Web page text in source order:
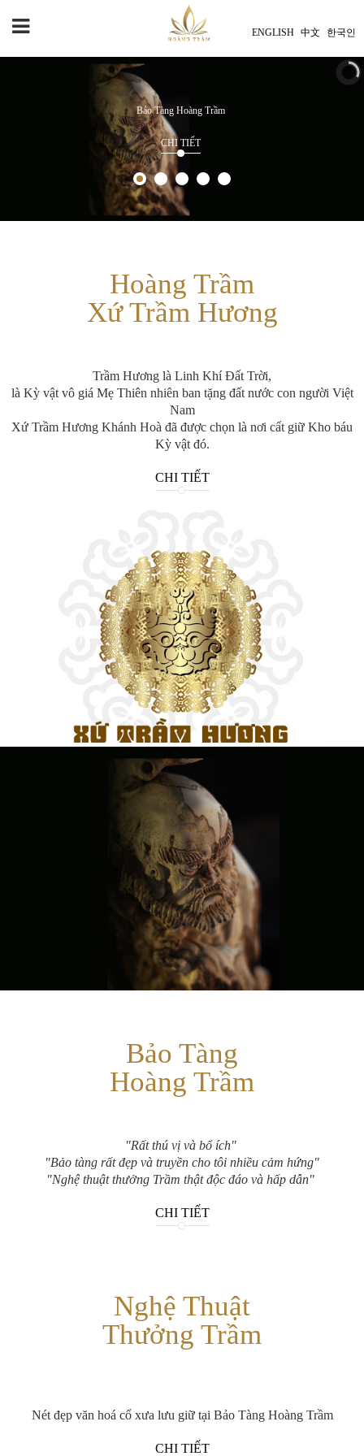
ENGLISH 中文 한국인
Bảo Tàng Hoàng Trầm
CHI TIẾT
Hoàng Trầm
Xứ Trầm Hương
Trầm Hương là Linh Khí Đất Trời,
là Kỳ vật vô giá Mẹ Thiên nhiên ban tặng đất nước con người Việt
Nam
Xứ Trầm Hương Khánh Hoà đã được chọn là nơi cất giữ Kho báu
Kỳ vật đó.
CHI TIẾT
Bảo Tàng
Hoàng Trầm
"Rất thú vị và bổ ích"
"Bảo tàng rất đẹp và truyền cho tôi nhiều cảm hứng"
"Nghệ thuật thưởng Trầm thật độc đáo và hấp dẫn"
CHI TIẾT
Nghệ Thuật
Thưởng Trầm
Nét đẹp văn hoá cổ xưa lưu giữ tại Bảo Tàng Hoàng Trầm
CHI TIẾT